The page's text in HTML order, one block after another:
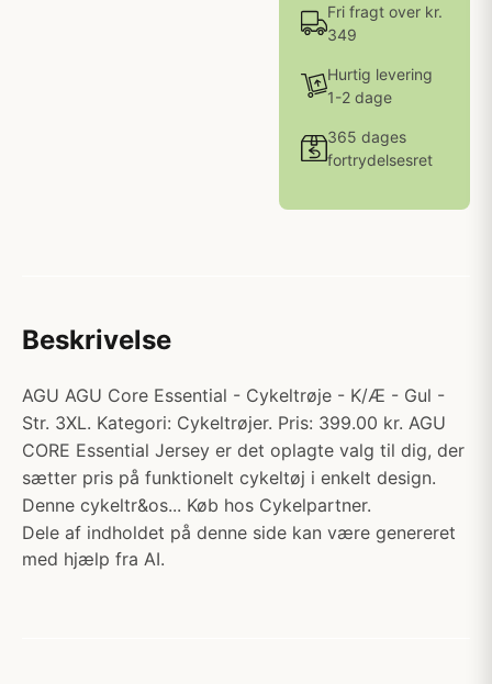
Fri fragt over kr.
349
Hurtig levering
1-2 dage
365 dages
fortrydelsesret
Beskrivelse
AGU AGU Core Essential - Cykeltrøje - K/Æ - Gul -
Str. 3XL. Kategori: Cykeltrøjer. Pris: 399.00 kr. AGU
CORE Essential Jersey er det oplagte valg til dig, der
sætter pris på funktionelt cykeltøj i enkelt design.
Denne cykeltr&os... Køb hos Cykelpartner.
Dele af indholdet på denne side kan være genereret
med hjælp fra AI.